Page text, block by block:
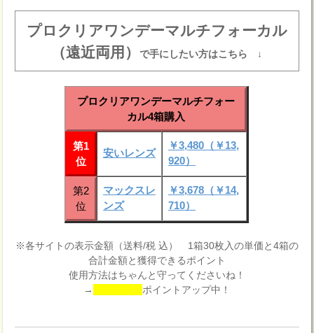
プロクリアワンデーマルチフォーカル
（遠近両用）で手にしたい方はこちら ↓
プロクリアワンデーマルチフォー
カル4箱購入
第1
位
安いレンズ
￥3,480（￥13,
920）
第2
位
マックスレ
ンズ
￥3,678（￥14,
710）
※各サイトの表示金額（送料/税 込） 1箱30枚入の単価と4箱の
合計金額と獲得できるポイント
使用方法はちゃんと守ってくださいね！
→
ポイントアップ中！